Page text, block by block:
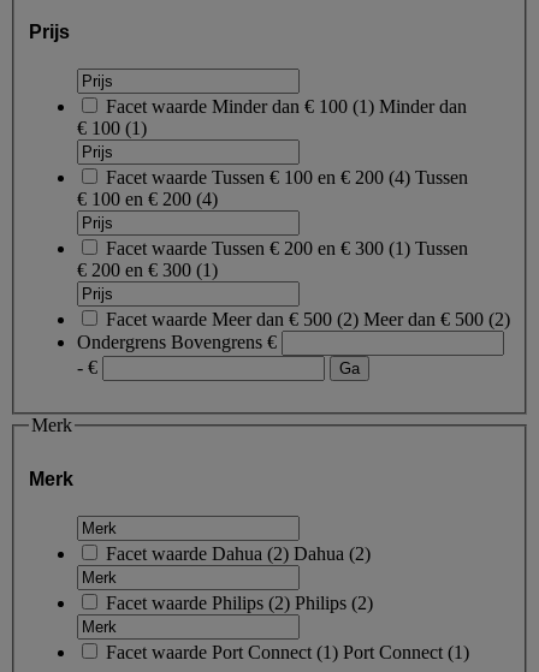
Prijs
Facet waarde Minder dan € 100 (1) Minder dan
€ 100 (1)
Facet waarde Tussen € 100 en € 200 (4) Tussen
€ 100 en € 200 (4)
Facet waarde Tussen € 200 en € 300 (1) Tussen
€ 200 en € 300 (1)
Facet waarde Meer dan € 500 (2) Meer dan € 500 (2)
Ondergrens Bovengrens €
- €
Merk
Merk
Facet waarde Dahua (2) Dahua (2)
Facet waarde Philips (2) Philips (2)
Facet waarde Port Connect (1) Port Connect (1)